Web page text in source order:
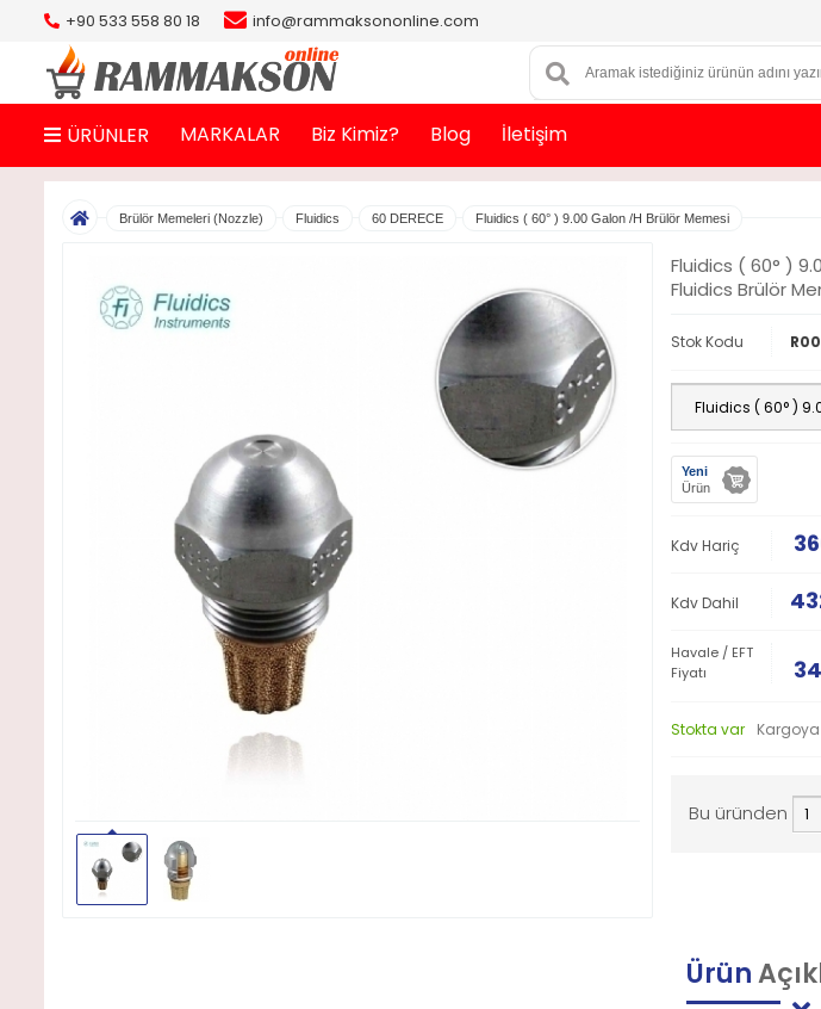
+90 533 558 80 18 info@rammaksononline.com
ÜRÜNLER MARKALAR Biz Kimiz? Blog İletişim
Brülör Memeleri (Nozzle) Fluidics 60 DERECE Fluidics ( 60° ) 9.00 Galon /H Brülör Memesi
Fluidics ( 60° )
Fluidics Brülör
Stok Kodu
Yeni
Ürün
Kdv Hariç
Kdv Dahil
Havale / EFT
Fiyatı
Stokta var Kargoya
Bu üründen
Ürün